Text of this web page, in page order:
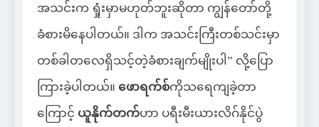
အသင်းက ရှုံးမှာမဟုတ်ဘူးဆိုတာ ကျွန်တော်တို့
ခံစားမိနေပါတယ်။ ဒါက အသင်းကြီးတစ်သင်းမှာ
တစ်ခါတလေရှိသင့်တဲ့ခံစားချက်မျိုးပါ” လို့ပြော
ကြားခဲ့ပါတယ်။ ဖောရက်စ်ကိုသရေကျခဲ့တာ
ကြောင့် ယူနိုက်တက်ဟာ ပရီးမီးယားလိဂ်နိုင်ပွဲ